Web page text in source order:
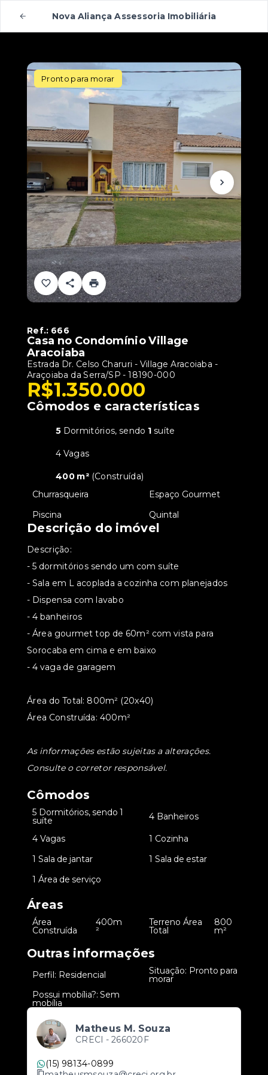
Nova Aliança Assessoria Imobiliária
Pronto para morar
Ref.: 666
Casa no Condomínio Village
Aracoiaba
Estrada Dr. Celso Charuri - Village Aracoiaba -
Araçoiaba da Serra/SP - 18190-000
R$1.350.000
Cômodos e características
5 Dormitórios, sendo 1 suíte
4 Vagas
400 m² (Construída)
Churrasqueira
Espaço Gourmet
Piscina Quintal
Descrição do imóvel
Descrição:
- 5 dormitórios sendo um com suíte
- Sala em L acoplada a cozinha com planejados
- Dispensa com lavabo
- 4 banheiros
- Área gourmet top de 60m² com vista para
Sorocaba em cima e em baixo
- 4 vaga de garagem
Área do Total: 800m² (20x40)
Área Construída: 400m²
As informações estão sujeitas a alterações.
Consulte o corretor responsável.
Cômodos
5 Dormitórios, sendo 1
suíte 4 Banheiros
4 Vagas
1 Cozinha
1 Sala de jantar
1 Sala de estar
1 Área de serviço
Áreas
Área
Construída
400m
²
Terreno Área
Total
800
m²
Outras informações
Perfil: Residencial Situação: Pronto para
morar
Possui mobília?: Sem
mobília
Matheus M. Souza
CRECI - 266020F
(15) 98134-0899